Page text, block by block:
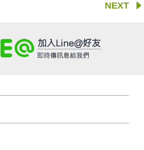
NEXT